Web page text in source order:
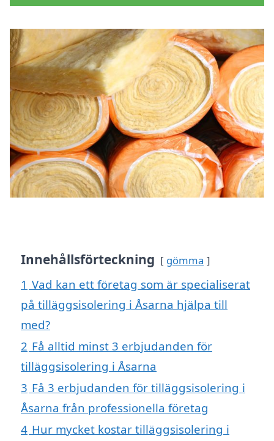
Innehållsförteckning gömma
1 Vad kan ett företag som är specialiserat
på tilläggsisolering i Åsarna hjälpa till
med?
2 Få alltid minst 3 erbjudanden för
tilläggsisolering i Åsarna
3 Få 3 erbjudanden för tilläggsisolering i
Åsarna från professionella företag
4 Hur mycket kostar tilläggsisolering i